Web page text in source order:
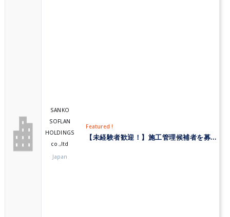
SANKO
SOFLAN
HOLDINGS
co.,ltd
Japan
Featured !
【未経験者歓迎！】施工管理候補者を募集中｜三光ソフラングループ